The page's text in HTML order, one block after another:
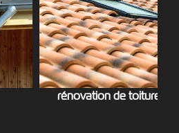
rénovation de toiture